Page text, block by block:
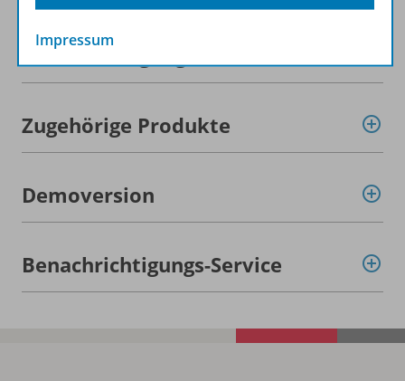
Lizenzbedingungen
Zugehörige Produkte
Demoversion
Benachrichtigungs-Service
Impressum